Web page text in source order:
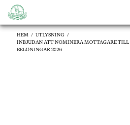
HEM / UTLYSNING /
INBJUDAN ATT NOMINERA MOTTAGARE TILL
BELÖNINGAR 2026